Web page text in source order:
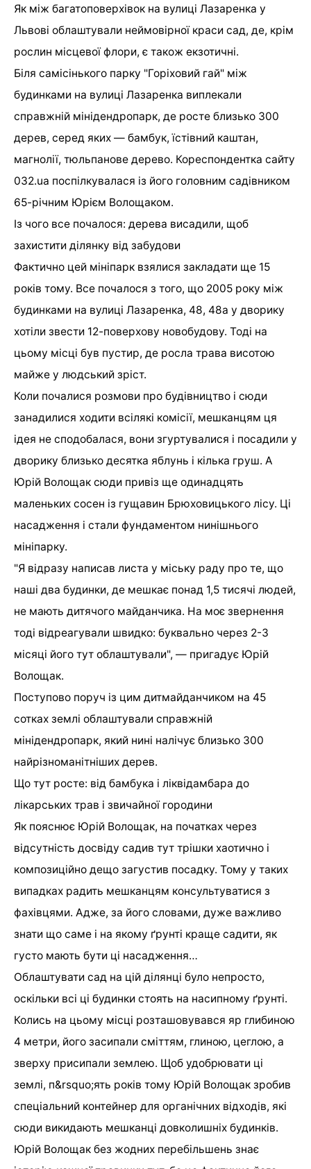
Як між багатоповерхівок на вулиці Лазаренка у
Львові облаштували неймовірної краси сад, де, крім
рослин місцевої флори, є також екзотичні.
Біля самісінького парку "Горіховий гай" між
будинками на вулиці Лазаренка виплекали
справжній мінідендропарк, де росте близько 300
дерев, серед яких — бамбук, їстівний каштан,
магнолії, тюльпанове дерево. Кореспондентка сайту
032.ua поспілкувалася із його головним садівником
65-річним Юрієм Волощаком.
Із чого все почалося: дерева висадили, щоб
захистити ділянку від забудови
Фактично цей мініпарк взялися закладати ще 15
років тому. Все почалося з того, що 2005 року між
будинками на вулиці Лазаренка, 48, 48а у дворику
хотіли звести 12-поверхову новобудову. Тоді на
цьому місці був пустир, де росла трава висотою
майже у людський зріст.
Коли почалися розмови про будівництво і сюди
занадилися ходити всілякі комісії, мешканцям ця
ідея не сподобалася, вони згуртувалися і посадили у
дворику близько десятка яблунь і кілька груш. А
Юрій Волощак сюди привіз ще одинадцять
маленьких сосен із гущавин Брюховицького лісу. Ці
насадження і стали фундаментом нинішнього
мініпарку.
"Я відразу написав листа у міську раду про те, що
наші два будинки, де мешкає понад 1,5 тисячі людей,
не мають дитячого майданчика. На моє звернення
тоді відреагували швидко: буквально через 2-3
місяці його тут облаштували", — пригадує Юрій
Волощак.
Поступово поруч із цим дитмайданчиком на 45
сотках землі облаштували справжній
мінідендропарк, який нині налічує близько 300
найрізноманітніших дерев.
Що тут росте: від бамбука і ліквідамбара до
лікарських трав і звичайної городини
Як пояснює Юрій Волощак, на початках через
відсутність досвіду садив тут трішки хаотично і
композиційно дещо загустив посадку. Тому у таких
випадках радить мешканцям консультуватися з
фахівцями. Адже, за його словами, дуже важливо
знати що саме і на якому ґрунті краще садити, як
густо мають бути ці насадження…
Облаштувати сад на цій ділянці було непросто,
оскільки всі ці будинки стоять на насипному ґрунті.
Колись на цьому місці розташовувався яр глибиною
4 метри, його засипали сміттям, глиною, цеглою, а
зверху присипали землею. Щоб удобрювати ці
землі, п&rsquo;ять років тому Юрій Волощак зробив
спеціальний контейнер для органічних відходів, які
сюди викидають мешканці довколишніх будинків.
Юрій Волощак без жодних перебільшень знає